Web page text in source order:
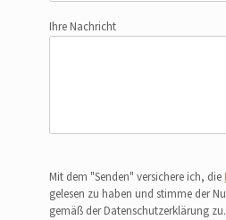
Ihre Nachricht
Mit dem "Senden" versichere ich, die
gelesen zu haben und stimme der
gemäß der Datenschutzerklärung zu.